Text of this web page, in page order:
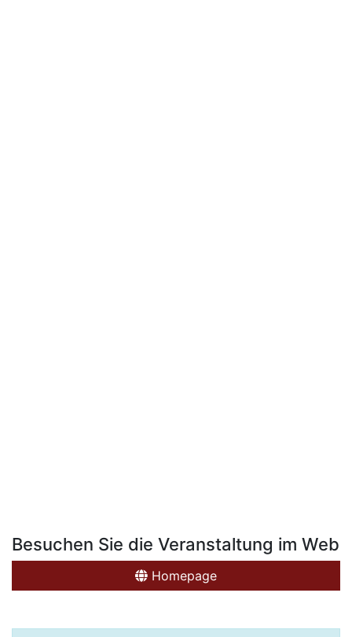
Besuchen Sie die Veranstaltung im Web
Homepage